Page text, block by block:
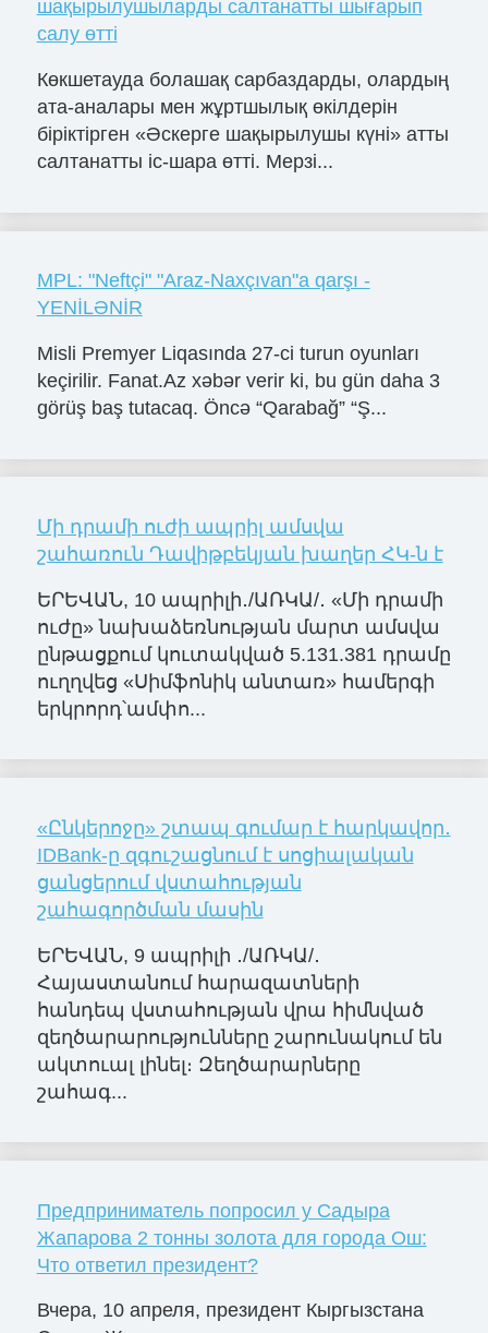
шақырылушыларды салтанатты шығарып
салу өтті
Көкшетауда болашақ сарбаздарды, олардың
ата-аналары мен жұртшылық өкілдерін
біріктірген «Әскерге шақырылушы күні» атты
салтанатты іс-шара өтті. Мерзі...
MPL: "Neftçi" "Araz-Naxçıvan"a qarşı -
YENİLƏNİR
Misli Premyer Liqasında 27-ci turun oyunları
keçirilir. Fanat.Az xəbər verir ki, bu gün daha 3
görüş baş tutacaq. Öncə “Qarabağ” “Ş...
Մի դրամի ուժի ապրիլ ամսվա
շահառուն Դավիթբեկյան խաղեր ՀԿ-ն է
ԵՐԵՎԱՆ, 10 ապրիլի․/ԱՌԿԱ/․ «Մի դրամի
ուժը» նախաձեռնության մարտ ամսվա
ընթացքում կուտակված 5.131.381 դրամը
ուղղվեց «Սիմֆոնիկ անտառ» համերգի
երկրորդ՝ամփո...
«Ընկերոջը» շտապ գումար է հարկավոր․
IDBank-ը զգուշացնում է սոցիալական
ցանցերում վստահության
շահագործման մասին
ԵՐԵՎԱՆ, 9 ապրիլի ․/ԱՌԿԱ/․
Հայաստանում հարազատների
հանդեպ վստահության վրա հիմնված
զեղծարարությունները շարունակում են
ակտուալ լինել։ Զեղծարարները
շահագ...
Предприниматель попросил у Садыра
Жапарова 2 тонны золота для города Ош:
Что ответил президент?
Вчера, 10 апреля, президент Кыргызстана